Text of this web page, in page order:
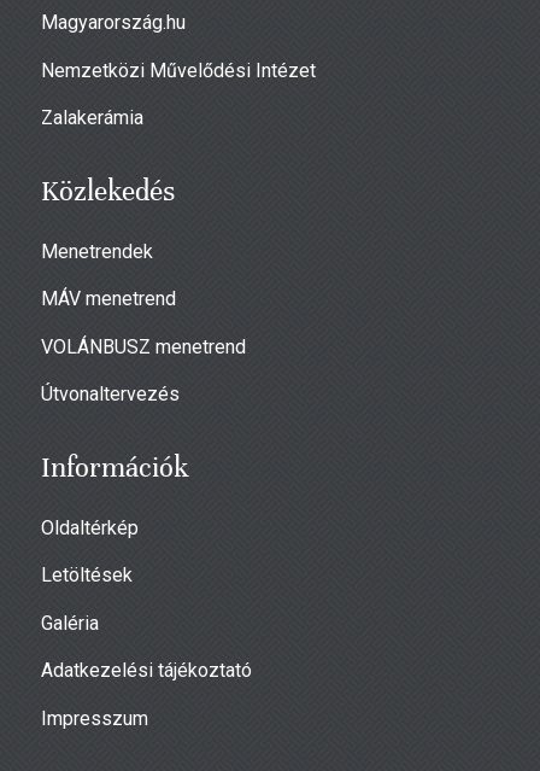
Magyarország.hu
Nemzetközi Művelődési Intézet
Zalakerámia
Közlekedés
Menetrendek
MÁV menetrend
VOLÁNBUSZ menetrend
Útvonaltervezés
Információk
Oldaltérkép
Letöltések
Galéria
Adatkezelési tájékoztató
Impresszum